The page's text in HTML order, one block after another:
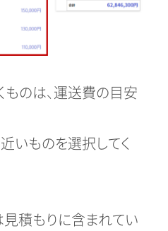
ものは、運送費の目安
いものを選択してく
積もりに含まれてい